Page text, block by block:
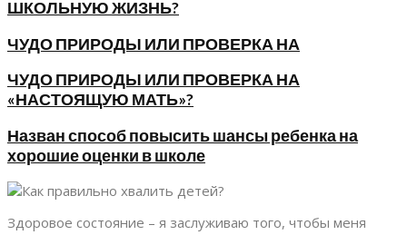
ШКОЛЬНУЮ ЖИЗНЬ?
ЧУДО ПРИРОДЫ ИЛИ ПРОВЕРКА НА
ЧУДО ПРИРОДЫ ИЛИ ПРОВЕРКА НА
«НАСТОЯЩУЮ МАТЬ»?
Назван способ повысить шансы ребенка на
хорошие оценки в школе
Здоровое состояние – я заслуживаю того, чтобы меня